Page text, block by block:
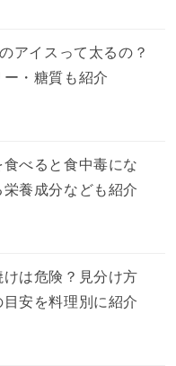
アイスって太るの？
・糖質も紹介
べると食中毒にな
栄養成分なども紹介
は危険？見分け方
安を料理別に紹介